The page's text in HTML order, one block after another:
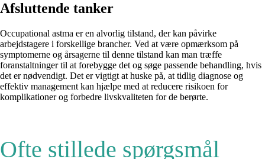
Afsluttende tanker
Occupational astma er en alvorlig tilstand, der kan påvirke
arbejdstagere i forskellige brancher. Ved at være opmærksom på
symptomerne og årsagerne til denne tilstand kan man træffe
foranstaltninger til at forebygge det og søge passende behandling, hvis
det er nødvendigt. Det er vigtigt at huske på, at tidlig diagnose og
effektiv management kan hjælpe med at reducere risikoen for
komplikationer og forbedre livskvaliteten for de berørte.
Ofte stillede spørgsmål